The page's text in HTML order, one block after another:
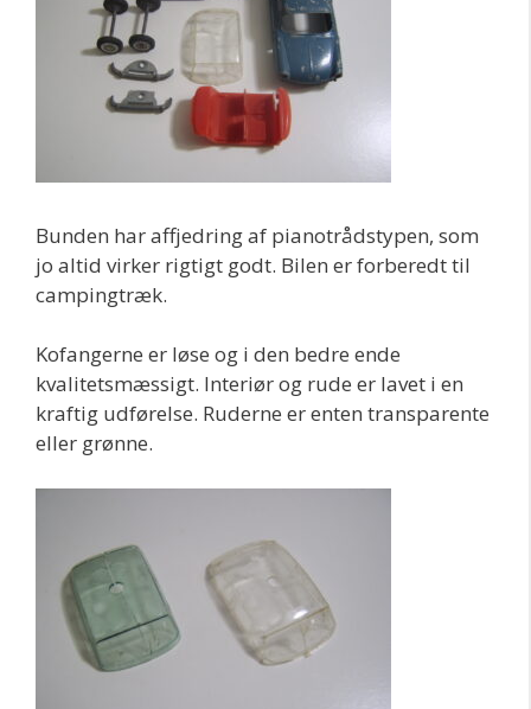
Bunden har affjedring af pianotrådstypen, som
jo altid virker rigtigt godt. Bilen er forberedt til
campingtræk.
Kofangerne er løse og i den bedre ende
kvalitetsmæssigt. Interiør og rude er lavet i en
kraftig udførelse. Ruderne er enten transparente
eller grønne.